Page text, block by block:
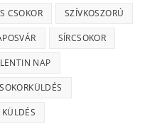
CSOKOR SZÍVKOSZORÚ
SÍRCSOKOR
NAP